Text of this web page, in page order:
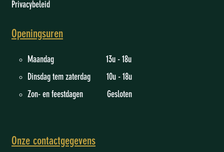
Privacybeleid
Openingsuren
Maandag 13u - 18u
Dinsdag tem zaterdag 10u - 18u
Zon- en feestdagen Gesloten
Onze contactgegevens